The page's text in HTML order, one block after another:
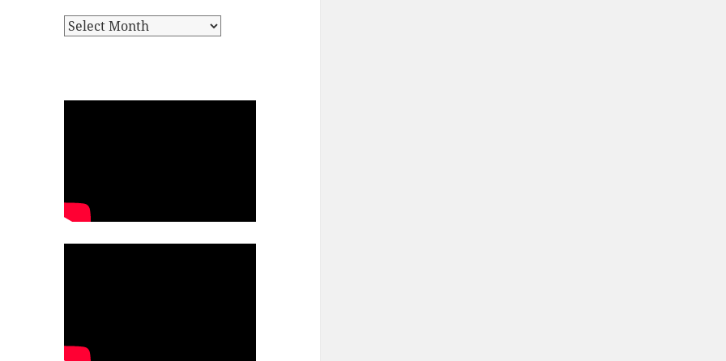
Archives